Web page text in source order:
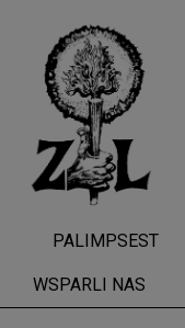
PALIMPSEST
WSPARLI NAS